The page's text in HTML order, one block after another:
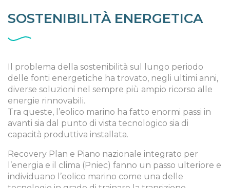
Il problema della sostenibilità sul lungo periodo
delle fonti energetiche ha trovato, negli ultimi anni,
diverse soluzioni nel sempre più ampio ricorso alle
energie rinnovabili.
Tra queste, l’eolico marino ha fatto enormi passi in
avanti sia dal punto di vista tecnologico sia di
capacità produttiva installata.
Recovery Plan e Piano nazionale integrato per
l’energia e il clima (Pniec) fanno un passo ulteriore e
individuano l’eolico marino come una delle
SOSTENIBILITÀ ENERGETICA